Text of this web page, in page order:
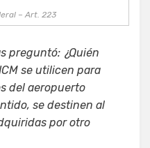
– Art. 223
preguntó: ¿Quién
se utilicen para
del aeropuerto
se destinen al
por otro